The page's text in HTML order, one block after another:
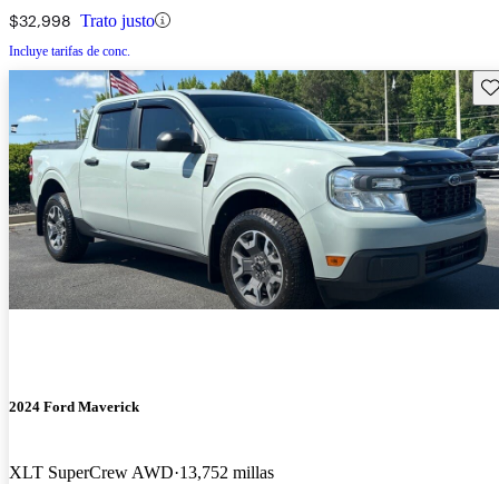
$32,998 Trato justo
Incluye tarifas de conc.
2024 Ford Maverick
XLT SuperCrew AWD 13,752 millas